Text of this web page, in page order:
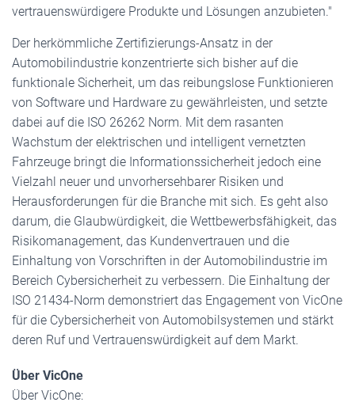
vertrauenswürdigere Produkte und Lösungen anzubieten."
Der herkömmliche Zertifizierungs-Ansatz in der
Automobilindustrie konzentrierte sich bisher auf die
funktionale Sicherheit, um das reibungslose Funktionieren
von Software und Hardware zu gewährleisten, und setzte
dabei auf die ISO 26262 Norm. Mit dem rasanten
Wachstum der elektrischen und intelligent vernetzten
Fahrzeuge bringt die Informationssicherheit jedoch eine
Vielzahl neuer und unvorhersehbarer Risiken und
Herausforderungen für die Branche mit sich. Es geht also
darum, die Glaubwürdigkeit, die Wettbewerbsfähigkeit, das
Risikomanagement, das Kundenvertrauen und die
Einhaltung von Vorschriften in der Automobilindustrie im
Bereich Cybersicherheit zu verbessern. Die Einhaltung der
ISO 21434-Norm demonstriert das Engagement von VicOne
für die Cybersicherheit von Automobilsystemen und stärkt
deren Ruf und Vertrauenswürdigkeit auf dem Markt.
Über VicOne
Über VicOne: